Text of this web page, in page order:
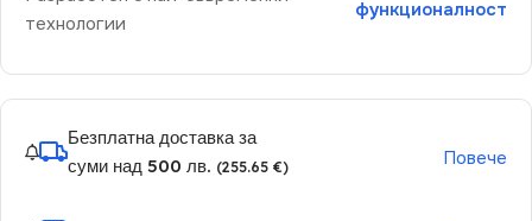
технологии
функционалност
Безплатна доставка за
суми над 500 лв. (255.65 €) Повече